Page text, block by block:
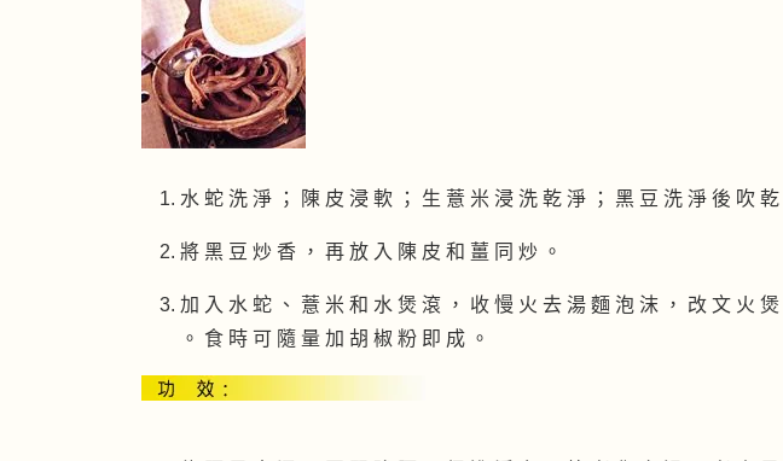
水 蛇 洗 淨 ； 陳 皮 浸 軟 ； 生 薏 米 浸 洗 乾 淨 ； 黑 豆 洗 淨 後 吹 乾
將 黑 豆 炒 香 ， 再 放 入 陳 皮 和 薑 同 炒 。
加 入 水 蛇 、 薏 米 和 水 煲 滾 ， 收 慢 火 去 湯 麵 泡 沫 ， 改 文 火
。 食 時 可 隨 量 加 胡 椒 粉 即 成 。